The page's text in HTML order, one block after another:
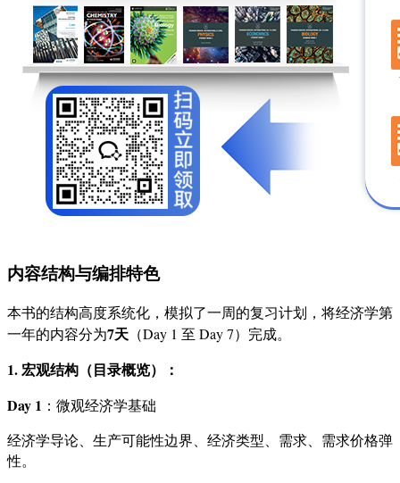
内容结构与编排特色
本书的结构高度系统化，模拟了一周的复习计划，将经济学第
一年的内容分为7天 （Day 1 至 Day 7）完成。
1. 宏观结构（目录概览）：
Day 1 ：微观经济学基础
经济学导论、生产可能性边界、经济类型、需求、需求价格弹
性。